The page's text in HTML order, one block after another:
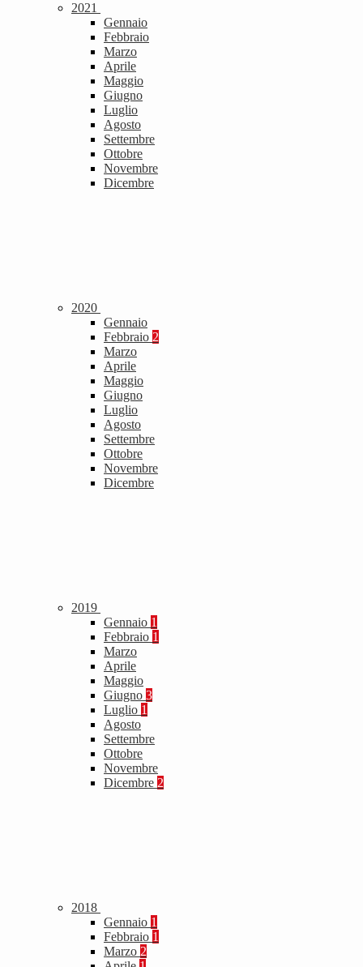
2021
Gennaio
Febbraio
Marzo
Aprile
Maggio
Giugno
Luglio
Agosto
Settembre
Ottobre
Novembre
Dicembre
2020
Gennaio
Febbraio 2
Marzo
Aprile
Maggio
Giugno
Luglio
Agosto
Settembre
Ottobre
Novembre
Dicembre
2019
Gennaio 1
Febbraio 1
Marzo
Aprile
Maggio
Giugno 3
Luglio 1
Agosto
Settembre
Ottobre
Novembre
Dicembre 2
2018
Gennaio 1
Febbraio 1
Marzo 2